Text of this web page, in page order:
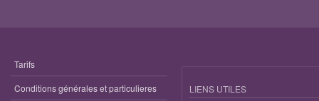
Tarifs
Conditions générales et particulieres
LIENS UTILES